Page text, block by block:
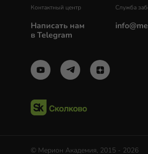
Контактный центр
Написать нам
в Telegram
Служба
© Мерион Академия, 2015 - 2026